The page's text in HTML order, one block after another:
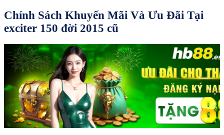
Chính Sách Khuyến Mãi Và Ưu Đãi Tại
exciter 150 đời 2015 cũ